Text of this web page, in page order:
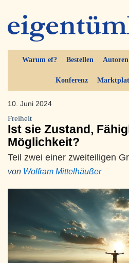
Warum ef? Bestellen Autoren
Konferenz
10. Juni 2024
Freiheit
Ist sie Zustand,
Möglichkeit?
Teil zwei einer zweiteiligen
von Wolfram Mittelhäußer